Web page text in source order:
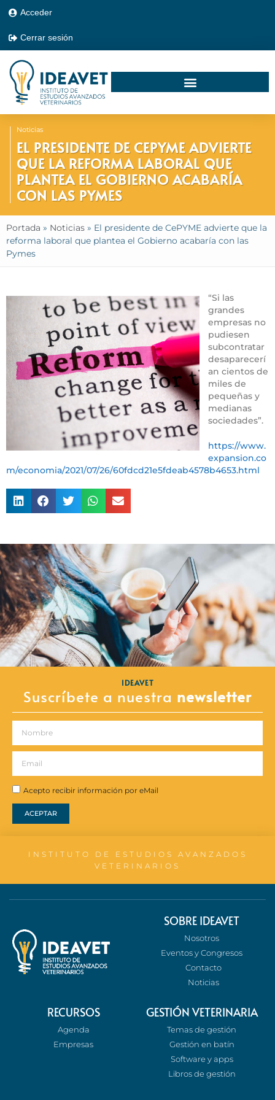
Acceder
Cerrar sesión
Noticias
EL PRESIDENTE DE CEPYME ADVIERTE
QUE LA REFORMA LABORAL QUE
PLANTEA EL GOBIERNO ACABARÍA
CON LAS PYMES
Portada » Noticias » El presidente de CePYME advierte que la
reforma laboral que plantea el Gobierno acabaría con las
Pymes
“Si las
grandes
empresas no
pudiesen
subcontratar
desaparecerí
an cientos de
miles de
pequeñas y
medianas
sociedades”.
https://www.
expansion.co
m/economia/2021/07/26/60fdcd21e5fdeab4578b4653.html
IDEAVET
Suscríbete a nuestra newsletter
Acepto recibir información por eMail
ACEPTAR
INSTITUTO DE ESTUDIOS AVANZADOS
VETERINARIOS
SOBRE IDEAVET
Nosotros
Eventos y Congresos
Contacto
Noticias
RECURSOS
Agenda
Empresas
GESTIÓN VETERINARIA
Temas de gestión
Gestión en batín
Software y apps
Libros de gestión